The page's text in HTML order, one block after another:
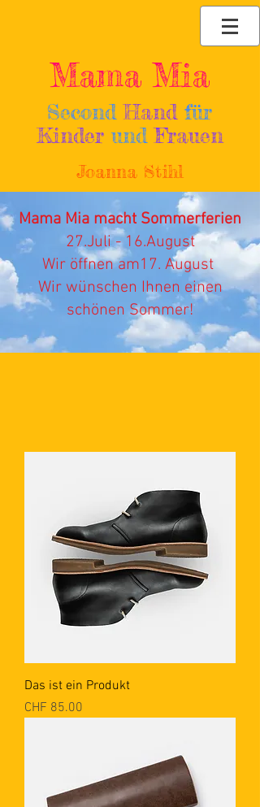
Mama Mia
SecondHand für
Kinder und Frauen
Joanna Stihl
Mama Mia macht Sommerferien
27.Juli - 16.August
Wir öffnen am17. August
Wir wünschen Ihnen einen
schönen Sommer!
Das ist ein Produkt
Preis
CHF 85.00